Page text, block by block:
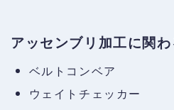
アッセンブリ加工に関
ベルトコンベア
ウェイトチェッカー